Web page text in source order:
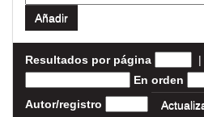
Resultados por página |
En orden
Autor/registro